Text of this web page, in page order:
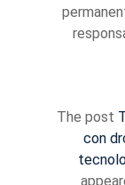
The post
con